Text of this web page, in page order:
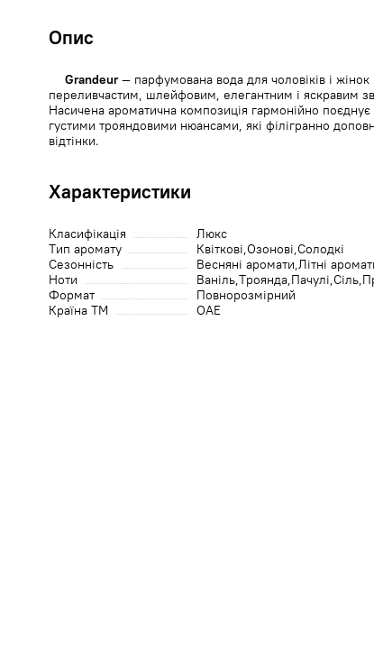
Опис
Grandeur— парфумована вода для чоловіків і жінок
переливчастим, шлейфовим, елегантним і яскравим
Насичена ароматична композиція гармонійно поєднує
густими трояндовими нюансами, які філігранно
відтінки.
Характеристики
Класифікація
Люкс
Тип аромату
Квіткові Озонові Солодкі
Сезонність
Весняні аромати Літні
Ноти
Ваніль Троянда Пачулі Сіль
Формат
Повнорозмірний
Країна ТМ
ОАЕ